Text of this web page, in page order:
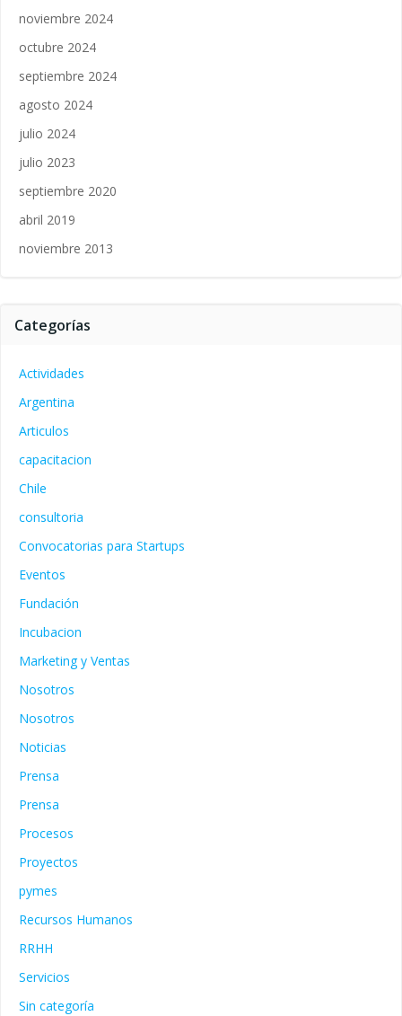
noviembre 2024
octubre 2024
septiembre 2024
agosto 2024
julio 2024
julio 2023
septiembre 2020
abril 2019
noviembre 2013
Categorías
Actividades
Argentina
Articulos
capacitacion
Chile
consultoria
Convocatorias para Startups
Eventos
Fundación
Incubacion
Marketing y Ventas
Nosotros
Nosotros
Noticias
Prensa
Prensa
Procesos
Proyectos
pymes
Recursos Humanos
RRHH
Servicios
Sin categoría